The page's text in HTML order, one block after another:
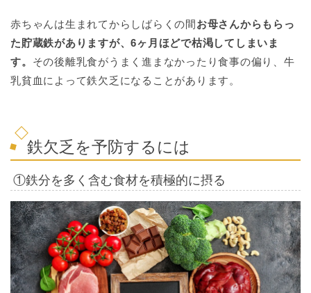
赤ちゃんは生まれてからしばらくの間お母さんからもらっ
た貯蔵鉄がありますが、6ヶ月ほどで枯渇してしまいま
す。 その後離乳食がうまく進まなかったり食事の偏り、牛
乳貧血によって鉄欠乏になることがあります。
鉄欠乏を予防するには
①鉄分を多く含む食材を積極的に摂る